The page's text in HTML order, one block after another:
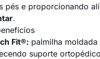
pés e proporcionando
.
Fit®: palmilha
suporte